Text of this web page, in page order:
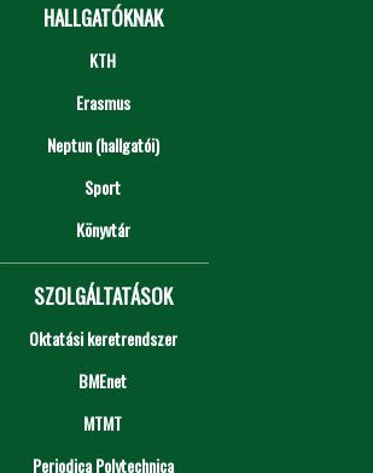
HALLGATÓKNAK
KTH
Erasmus
Neptun (hallgatói)
Sport
Könyvtár
SZOLGÁLTATÁSOK
Oktatási keretrendszer
BMEnet
MTMT
Periodica Polytechnica